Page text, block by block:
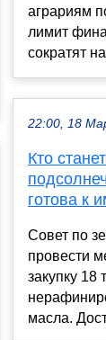
аграриям
лимит
сократят
22:00, 18
Кто
готова к
Совет по
провести
закупку 18
масла.